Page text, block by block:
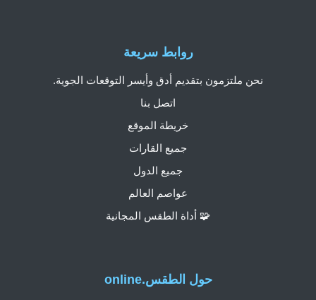
حول الطقس.online
روابط سريعة
نحن ملتزمون بتقديم أدق وأيسر التوقعات الجوية.
اتصل بنا
خريطة الموقع
جميع القارات
جميع الدول
عواصم العالم
🧩 أداة الطقس المجانية